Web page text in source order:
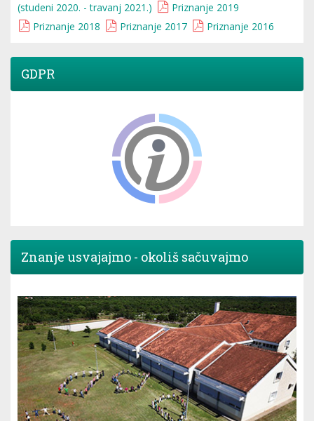
(studeni 2020. - travanj 2021.)
Priznanje 2019
Priznanje 2018
Priznanje 2017 Priznanje 2016
GDPR
Znanje usvajajmo - okoliš sačuvajmo